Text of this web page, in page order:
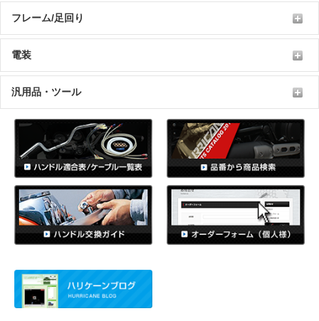
フレーム/足回り
電装
汎用品・ツール